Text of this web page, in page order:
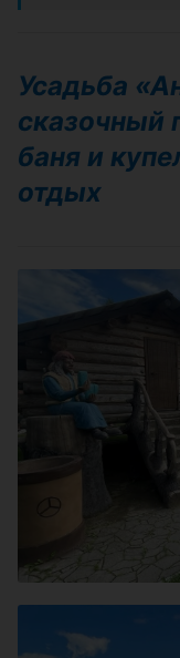
Усадьба
сказочный
баня и
отдых